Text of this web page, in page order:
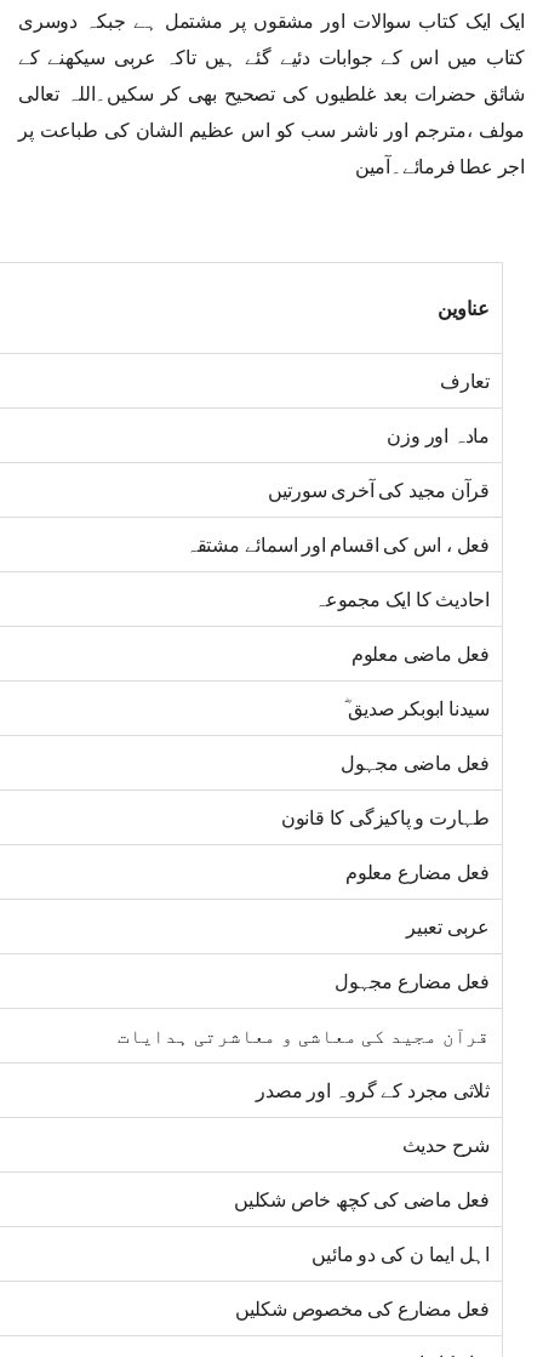
ایک ایک کتاب سوالات اور مشقوں پر مشتمل ہے جبکہ دوسری
کتاب میں اس کے جوابات دئیے گئے ہیں تاکہ عربی سیکھنے کے
شائق حضرات بعد غلطیوں کی تصحیح بھی کر سکیں۔اللہ تعالی
مولف ،مترجم اور ناشر سب کو اس عظیم الشان کی طباعت پر
اجر عطا فرمائے۔آمین
عناوین
تعارف
مادہ اور وزن
قرآن مجید کی آخری سورتیں
فعل ، اس کی اقسام اور اسمائے مشتقہ
احادیث کا ایک مجموعہ
فعل ماضی معلوم
سیدنا ابوبکر صدیق ؓ
فعل ماضی مجہول
طہارت و پاکیزگی کا قانون
فعل مضارع معلوم
عربی تعبیر
فعل مضارع مجہول
قرآن مجید کی معاشی و معاشرتی ہدایات
ثلاثی مجرد کے گروہ اور مصدر
شرح حدیث
فعل ماضی کی کچھ خاص شکلیں
اہل ایما ن کی دو مائیں
فعل مضارع کی مخصوص شکلیں